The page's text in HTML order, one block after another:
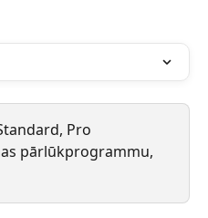
Pro
pārlūkprogrammu,